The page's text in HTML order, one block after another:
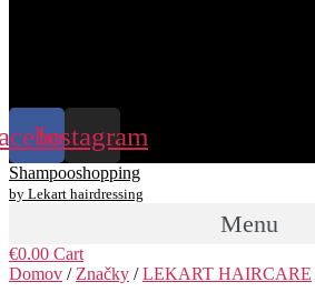
Instagram
Shampooshopping
by Lekart hairdressing
Menu
€0.00 Cart
Domov / Značky /LEKART HAIRCARE